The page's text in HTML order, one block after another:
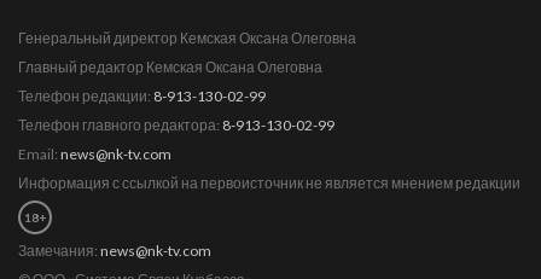
Генеральный директор Кемская Оксана Олеговна
Главный редактор Кемская Оксана Олеговна
Телефон редакции: 8-913-130-02-99
Телефон главного редактора: 8-913-130-02-99
Email: news@nk-tv.com
Информация с ссылкой на первоисточник не является мнением редакции
18+
Замечания: news@nk-tv.com